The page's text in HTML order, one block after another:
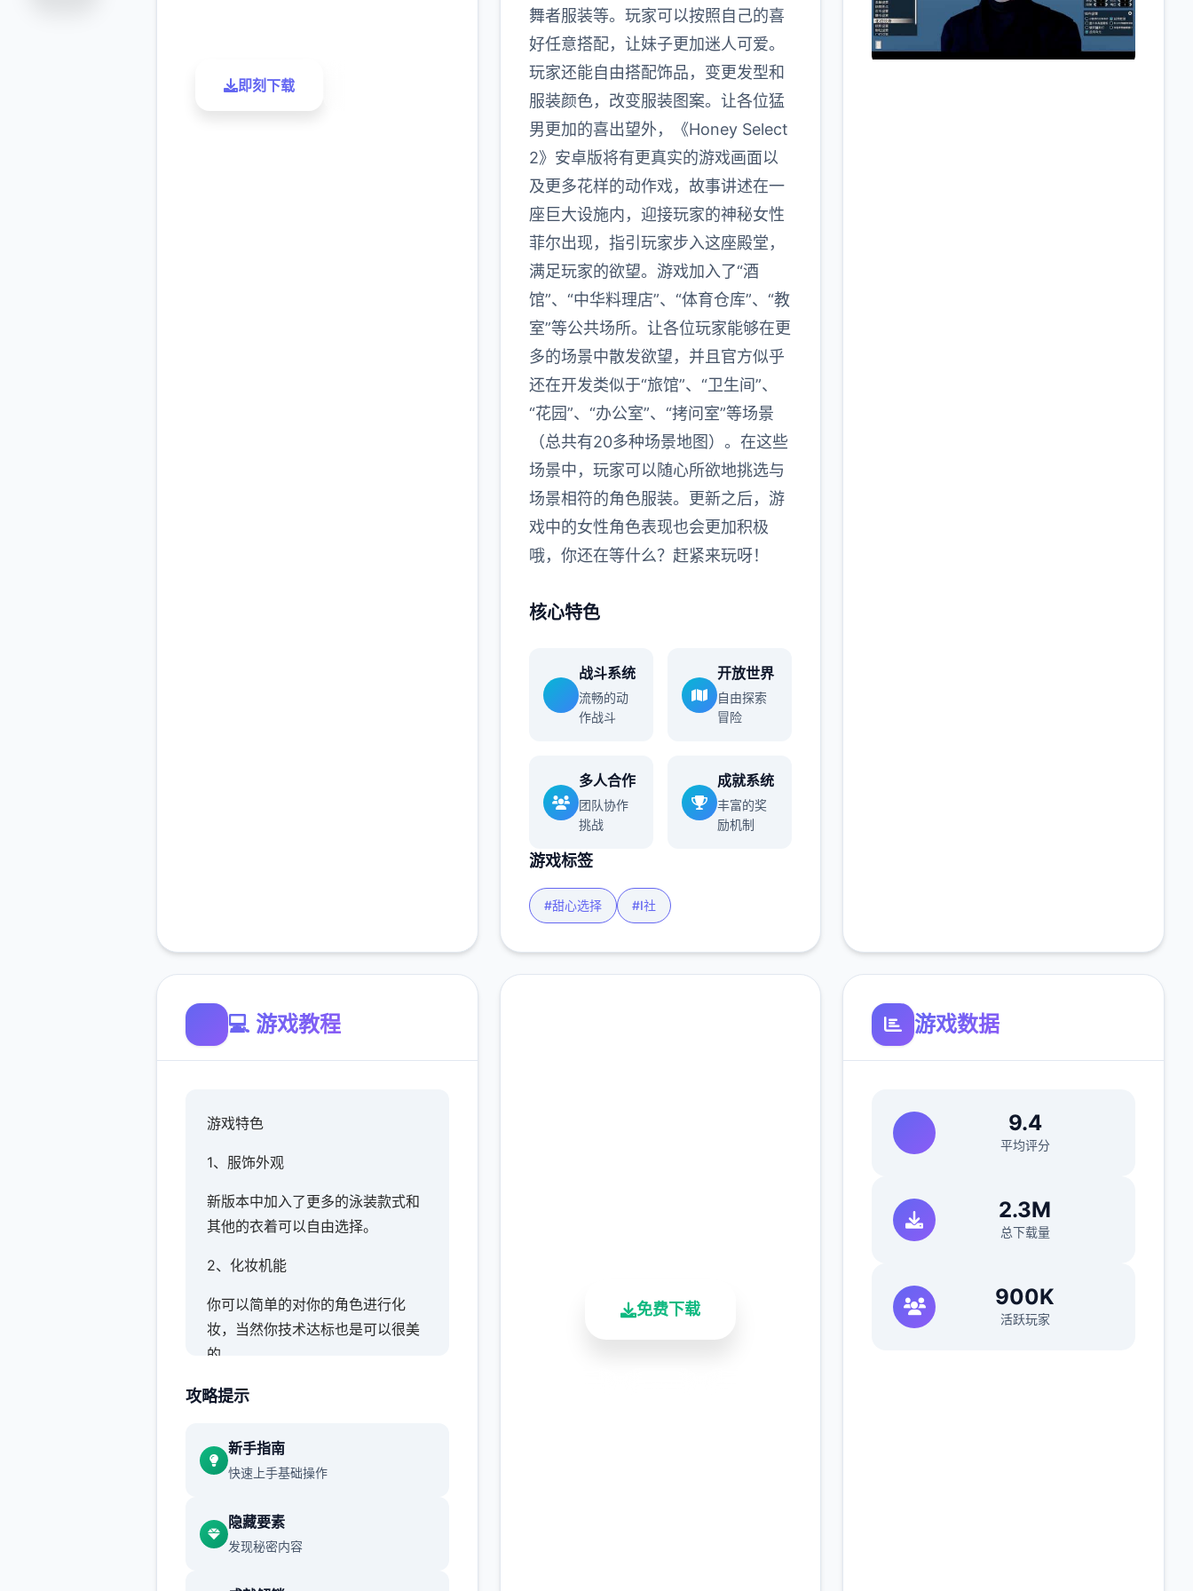
即刻下载
舞者服装等。玩家可以按照自己的喜
好任意搭配，让妹子更加迷人可爱。
玩家还能自由搭配饰品，变更发型和
服装颜色，改变服装图案。让各位猛
男更加的喜出望外，《Honey Select
2》安卓版将有更真实的游戏画面以
及更多花样的动作戏，故事讲述在一
座巨大设施内，迎接玩家的神秘女性
菲尔出现，指引玩家步入这座殿堂，
满足玩家的欲望。游戏加入了“酒
馆”、“中华料理店”、“体育仓库”、“教
室”等公共场所。让各位玩家能够在更
多的场景中散发欲望，并且官方似乎
还在开发类似于“旅馆”、“卫生间”、
“花园”、“办公室”、“拷问室”等场景
（总共有20多种场景地图）。在这些
场景中，玩家可以随心所欲地挑选与
场景相符的角色服装。更新之后，游
戏中的女性角色表现也会更加积极
哦，你还在等什么？赶紧来玩呀！
核心特色
战斗系统
流畅的动
作战斗
开放世界
自由探索
冒险
多人合作
团队协作
挑战
成就系统
丰富的奖
励机制
游戏标签
#甜心选择 #I社
💻 游戏教程
游戏特色
1、服饰外观
新版本中加入了更多的泳装款式和
其他的衣着可以自由选择。
2、化妆机能
你可以简单的对你的角色进行化
妆，当然你技术达标也是可以很美
的。
3、各式场景
了，你可以去各种地方享受预约的
生活。
4、实时演算
算获得的，每次都会有不同表现，
攻略提示
新手指南
快速上手基础操作
隐藏要素
发现秘密内容
免费下载
游戏数据
9.4
平均评分
2.3M
总下载量
900K
活跃玩家